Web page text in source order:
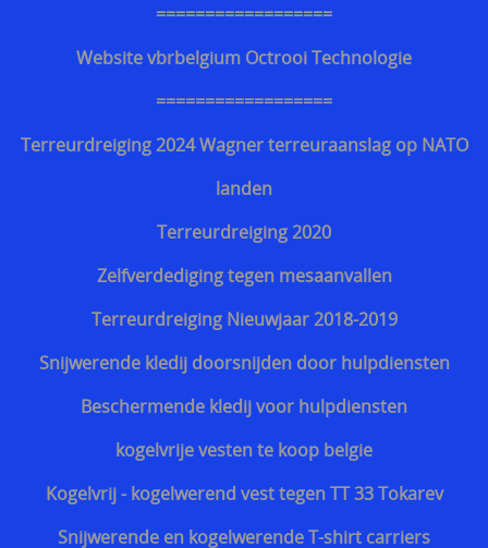
Sloveens - Slovenski
Kroatisch - Hrvatski
Lets - Latvijas
Ests - Eesti
Iers - Gaeilge
Maltees - Malti
українська мова / Oekraiënse taal
Support Shop
+++
Engarde® Leopard™ marineblauw NIJ-3A MT-PRO
kogelvrij vest
Zoekhulp
Professioneel steekwerend vest bewakingsagenten
==================
Website vbrbelgium Octrooi Technologie
==================
Terreurdreiging 2024 Wagner terreuraanslag op NATO
landen
Terreurdreiging 2020
Zelfverdediging tegen mesaanvallen
Terreurdreiging Nieuwjaar 2018-2019
Snijwerende kledij doorsnijden door hulpdiensten
Beschermende kledij voor hulpdiensten
kogelvrije vesten te koop belgie
Kogelvrij - kogelwerend vest tegen TT 33 Tokarev
Snijwerende en kogelwerende T-shirt carriers